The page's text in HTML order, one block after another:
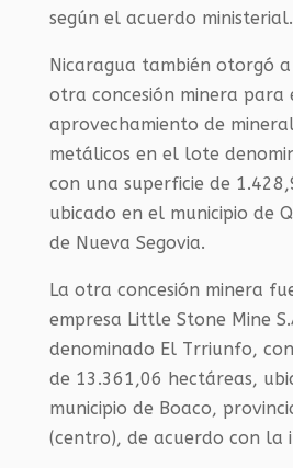
según el acuerdo ministerial.
Nicaragua también otorgó
otra concesión minera para
aprovechamiento de
metálicos en el lote
con una superficie de
ubicado en el municipio de
de Nueva Segovia.
La otra concesión minera
empresa Little Stone Mine
denominado El Trriunfo,
de 13.361,06 hectáreas,
municipio de Boaco,
(centro), de acuerdo con la